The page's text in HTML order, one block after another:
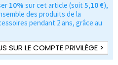
10% sur cet article (soit 5,10 €),
des produits de la
pendant 2 ans, grâce au
SUR LE COMPTE PRIVILÈGE >